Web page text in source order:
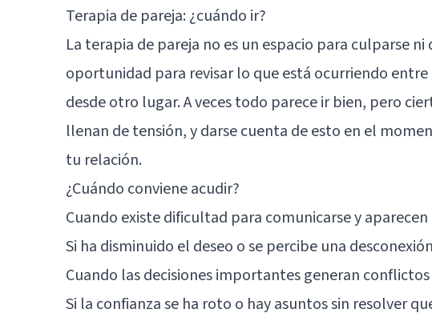
Terapia de pareja: ¿cuándo ir?
La terapia de pareja no es un espacio para culparse
oportunidad para revisar lo que está ocurriendo
desde otro lugar. A veces todo parece ir bien, pero
llenan de tensión, y darse cuenta de esto en el
tu relación.
¿Cuándo conviene acudir?
Cuando existe dificultad para comunicarse y
Si ha disminuido el deseo o se percibe una
Cuando las decisiones importantes generan
Si la confianza se ha roto o hay asuntos sin resolver